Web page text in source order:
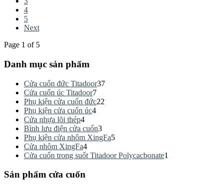
4
5
Next
Page 1 of 5
Danh mục sản phẩm
Cửa cuốn đức Titadoor37
Cửa cuốn úc Titadoor7
Phụ kiện cửa cuốn đức22
Phụ kiện cửa cuốn úc4
Cửa nhựa lõi thép4
Bình lưu điện cửa cuốn3
Phụ kiện cửa nhôm XingFa5
Cửa nhôm XingFa4
Cửa cuốn trong suốt Titadoor Polycacbonate1
Sản phẩm cửa cuốn